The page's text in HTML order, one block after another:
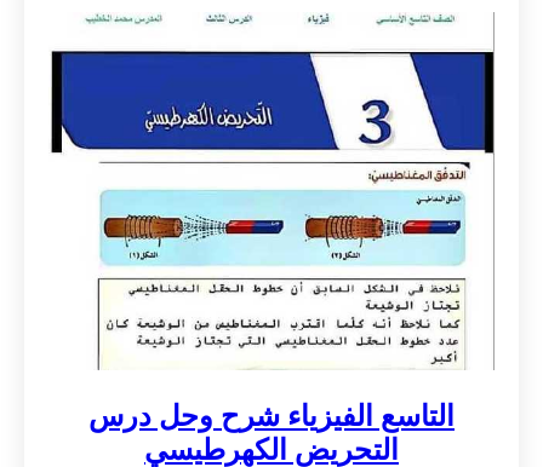
التاسع الفيزياء شرح وحل درس
التحريض الكهرطيسي